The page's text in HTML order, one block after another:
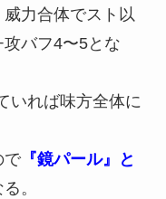
力合体でスト以
バフ4〜5とな
いれば味方全体に
で『鏡パール』と
。